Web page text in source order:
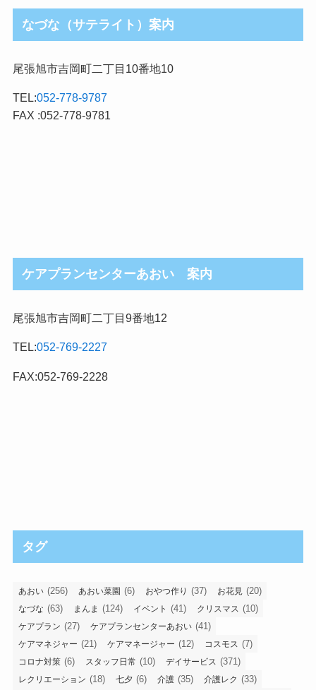
なづな（サテライト）案内
尾張旭市吉岡町二丁目10番地10
TEL:052-778-9787
FAX :052-778-9781
ケアプランセンターあおい 案内
尾張旭市吉岡町二丁目9番地12
TEL:052-769-2227
FAX:052-769-2228
タグ
あおい (256) あおい菜園 (6) おやつ作り (37) お花見 (20)
なづな (63) まんま (124) イベント (41) クリスマス (10)
ケアプラン (27) ケアプランセンターあおい (41)
ケアマネジャー (21) ケアマネージャー (12) コスモス (7)
コロナ対策 (6) スタッフ日常 (10) デイサービス (371)
レクリエーション (18) 七夕 (6) 介護 (35) 介護レク (33)